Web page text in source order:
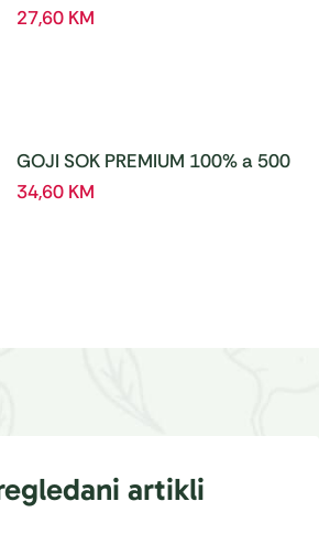
tablete, a180 tbl – Hanoju
27,60 KM
GOJI SOK PREMIUM 100% a 500
ml
34,60 KM
artikli